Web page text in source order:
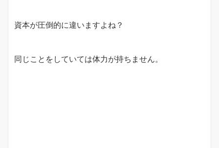
資本が圧倒的に違いますよね？
同じことをしていては体力が持ちません。